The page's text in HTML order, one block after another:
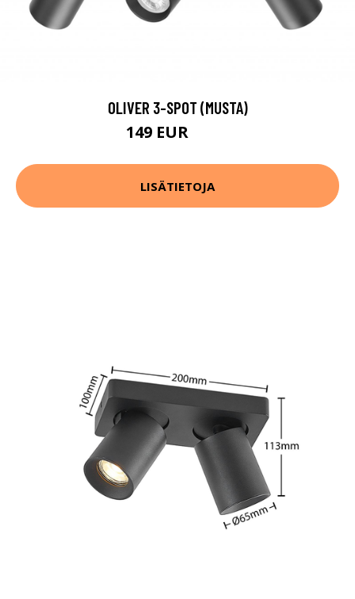
OLIVER 3-SPOT (MUSTA)
149 EUR
LISÄTIETOJA